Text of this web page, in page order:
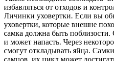
избавляться от отходов и
Личинки уховертки. Если вы
уховертки, которые внешне
самка должна быть поблизости.
и может напасть. Через
смогут откладывать яйца.
самцов, их цикл может